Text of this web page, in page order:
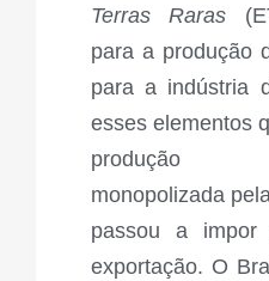
Terras Raras
para a produção
para a indústria
esses elementos
produção
monopolizada
passou a
exportação. O